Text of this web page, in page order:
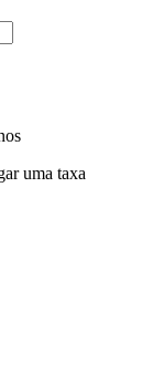
uma taxa